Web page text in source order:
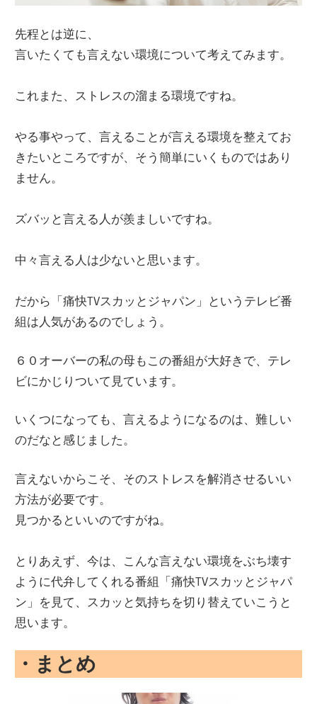
先程とは逆に、
言いたくても言えない環境について考えてみます。
これまた、ストレスの溜まる環境ですね。
やる事やって、言えることが言える環境を整えてお
きたいところですが、そう簡単にいくものではあり
ません。
ズバッと言える人が羨ましいですね。
中々言える人は少ないと思います。
だから「痛快TVスカッとジャパン」というテレビ番
組は人気があるのでしょう。
６０オーバーの私の母もこの番組が大好きで、テレ
ビにかじりついて見ています。
いくつになっても、言えるようになるのは、難しい
のだなと感じました。
言えないからこそ、そのストレスを解消させるいい
方法が必要です。
見つかるといいのですがね。
とりあえず、今は、こんな言えない環境をぶち壊す
ように代弁してくれる番組「痛快TVスカッとジャパ
ン」を見て、スカッと気持ちを切り替えていこうと
思います。
・まとめ